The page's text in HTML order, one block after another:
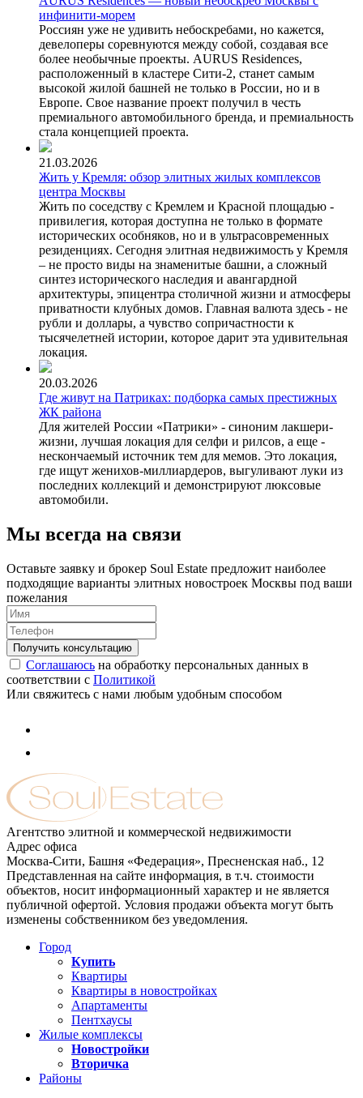
инфинити-морем
Россиян уже не удивить небоскребами, но кажется,
девелоперы соревнуются между собой, создавая все
более необычные проекты. AURUS Residences,
расположенный в кластере Сити-2, станет самым
высокой жилой башней не только в России, но и в
Европе. Свое название проект получил в честь
премиального автомобильного бренда, и премиальность
стала концепцией проекта.
21.03.2026
Жить у Кремля: обзор элитных жилых комплексов
центра Москвы
Жить по соседству с Кремлем и Красной площадью -
привилегия, которая доступна не только в формате
исторических особняков, но и в ультрасовременных
резиденциях. Сегодня элитная недвижимость у Кремля
– не просто виды на знаменитые башни, а сложный
синтез исторического наследия и авангардной
архитектуры, эпицентра столичной жизни и атмосферы
приватности клубных домов. Главная валюта здесь - не
рубли и доллары, а чувство сопричастности к
тысячелетней истории, которое дарит эта удивительная
локация.
20.03.2026
Где живут на Патриках: подборка самых престижных
ЖК района
Для жителей России «Патрики» - синоним лакшери-
жизни, лучшая локация для селфи и рилсов, а еще -
нескончаемый источник тем для мемов. Это локация,
где ищут женихов-миллиардеров, выгуливают луки из
последних коллекций и демонстрируют люксовые
автомобили.
Мы всегда на связи
Оставьте заявку и брокер Soul Estate предложит наиболее
подходящие варианты элитных новостроек Москвы под ваши
пожелания
Соглашаюсь на обработку персональных данных в
соответствии с Политикой
Или свяжитесь с нами любым удобным способом
Агентство элитной и коммерческой недвижимости
Адрес офиса
Москва-Сити, Башня «Федерация», Пресненская наб., 12
Представленная на сайте информация, в т.ч. стоимости
объектов, носит информационный характер и не является
публичной офертой. Условия продажи объекта могут быть
изменены собственником без уведомления.
Город
Купить
Квартиры
Квартиры в новостройках
Апартаменты
Пентхаусы
Жилые комплексы
Новостройки
Вторичка
Районы